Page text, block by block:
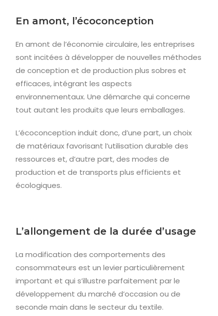
En amont, l’écoconception
En amont de l’économie circulaire, les entreprises
sont incitées à développer de nouvelles méthodes
de conception et de production plus sobres et
efficaces, intégrant les aspects
environnementaux. Une démarche qui concerne
tout autant les produits que leurs emballages.
L’écoconception induit donc, d’une part, un choix
de matériaux favorisant l’utilisation durable des
ressources et, d’autre part, des modes de
production et de transports plus efficients et
écologiques.
L’allongement de la durée d’usage
La modification des comportements des
consommateurs est un levier particulièrement
important et qui s’illustre parfaitement par le
développement du marché d’occasion ou de
seconde main dans le secteur du textile.